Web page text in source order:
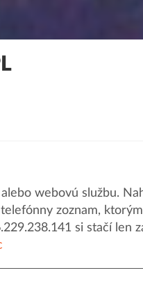
webovú službu.
zoznam,
si stačí len